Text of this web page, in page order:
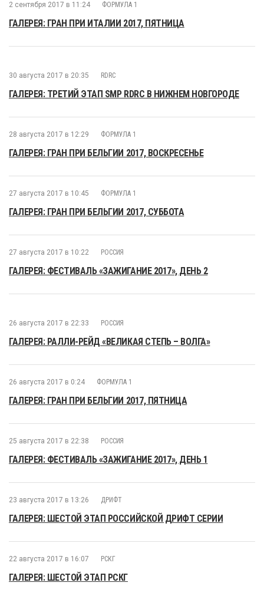
2 сентября 2017 в 11:24 ФОРМУЛА 1
ГАЛЕРЕЯ: ГРАН ПРИ ИТАЛИИ 2017, ПЯТНИЦА
30 августа 2017 в 20:35 RDRC
ГАЛЕРЕЯ: ТРЕТИЙ ЭТАП SMP RDRC В НИЖНЕМ НОВГОРОДЕ
28 августа 2017 в 12:29 ФОРМУЛА 1
ГАЛЕРЕЯ: ГРАН ПРИ БЕЛЬГИИ 2017, ВОСКРЕСЕНЬЕ
27 августа 2017 в 10:45 ФОРМУЛА 1
ГАЛЕРЕЯ: ГРАН ПРИ БЕЛЬГИИ 2017, СУББОТА
27 августа 2017 в 10:22 РОССИЯ
ГАЛЕРЕЯ: ФЕСТИВАЛЬ «ЗАЖИГАНИЕ 2017», ДЕНЬ 2
26 августа 2017 в 22:33 РОССИЯ
ГАЛЕРЕЯ: РАЛЛИ-РЕЙД «ВЕЛИКАЯ СТЕПЬ – ВОЛГА»
26 августа 2017 в 0:24 ФОРМУЛА 1
ГАЛЕРЕЯ: ГРАН ПРИ БЕЛЬГИИ 2017, ПЯТНИЦА
25 августа 2017 в 22:38 РОССИЯ
ГАЛЕРЕЯ: ФЕСТИВАЛЬ «ЗАЖИГАНИЕ 2017», ДЕНЬ 1
23 августа 2017 в 13:26 ДРИФТ
ГАЛЕРЕЯ: ШЕСТОЙ ЭТАП РОССИЙСКОЙ ДРИФТ СЕРИИ
22 августа 2017 в 16:07 РСКГ
ГАЛЕРЕЯ: ШЕСТОЙ ЭТАП РСКГ